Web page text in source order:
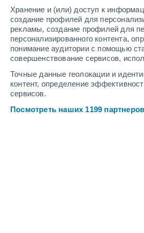
Хранение и (или) доступ к
создание профилей для
рекламы, создание профилей для
персонализированного контента,
понимание аудитории с помощью
совершенствование сервисов,
Точные данные геолокации и
контент, определение
сервисов.
Посмотреть наших 1199 партнеров
Глубина снега